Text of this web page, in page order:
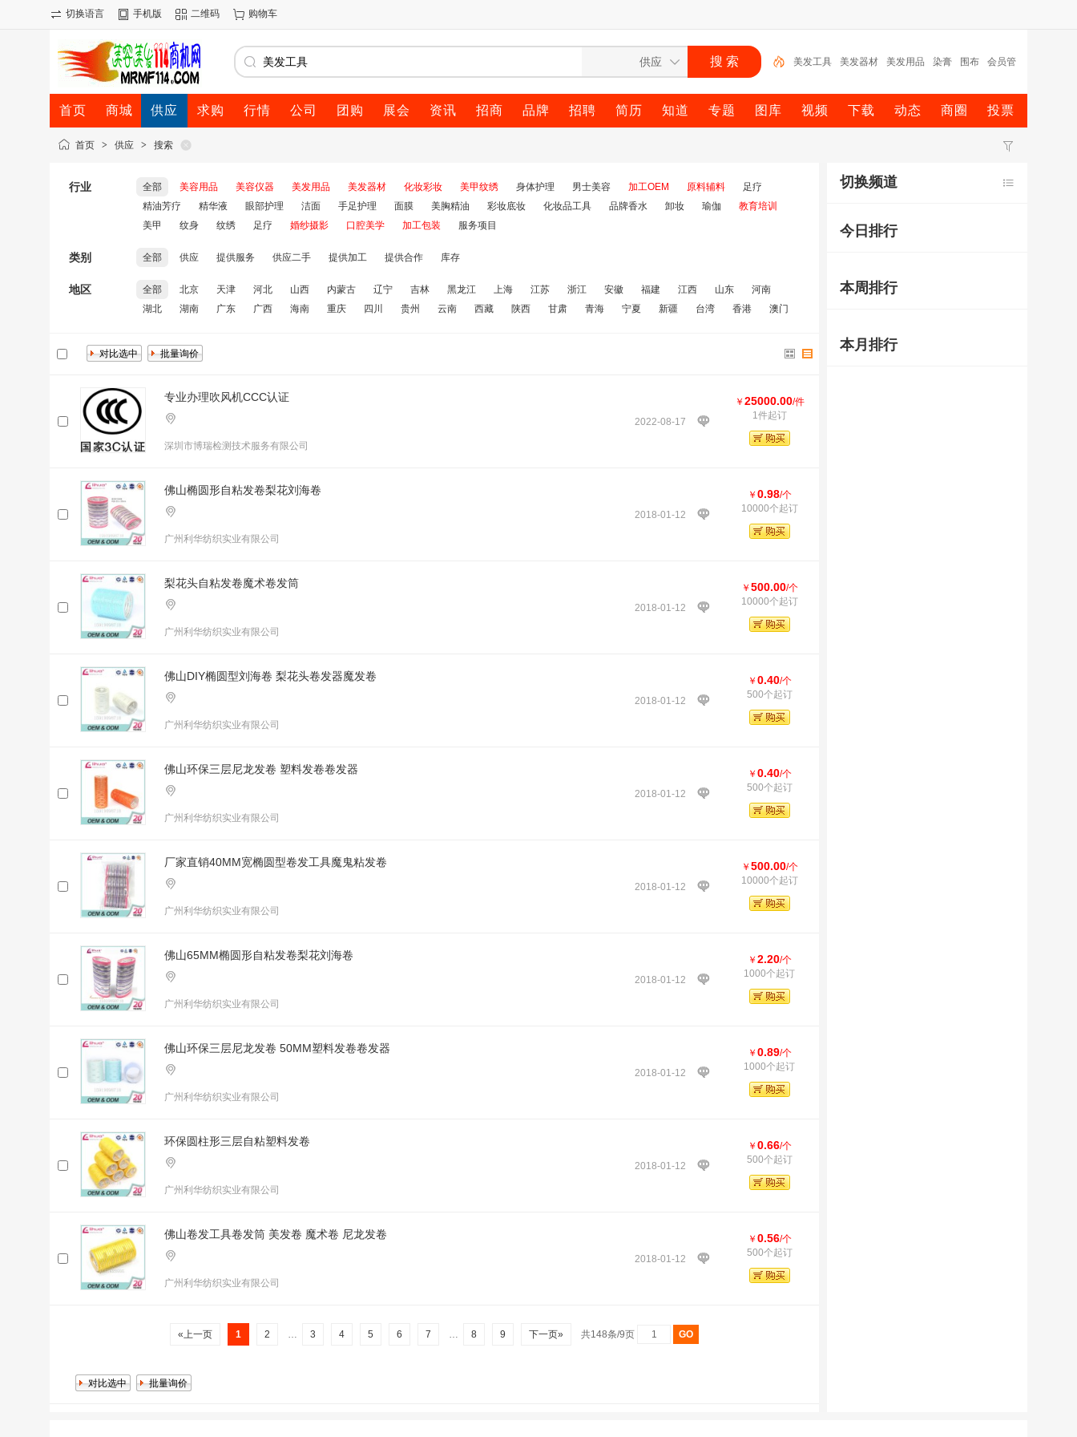
切换语言 手机版 二维码 购物车
美发工具 美发器材 美发用品 染膏 围布 会员管
理软件 美奇丝 美容用品 洗发 美容仪器
首页 商城 供应 求购 行情 公司 团购 展会 资讯 招商 品牌 招聘 简历 知道 专题 图库 视频 下载 动态 商圈 投票
首页 > 供应 > 搜索
行业 全部 美容用品 美容仪器 美发用品 美发器材 化妆彩妆 美甲纹绣 身体护理 男士美容 加工OEM 原料辅料
足疗
精油芳疗
精华液 眼部护理 洁面 手足护理 面膜 美胸精油 彩妆底妆 化妆品工具 品牌香水 卸妆 瑜伽
教育培训
美甲
纹身 纹绣 足疗 婚纱摄影 口腔美学 加工包装 服务项目
类别 全部 供应 提供服务 供应二手 提供加工 提供合作 库存
地区 全部 北京 天津 河北 山西 内蒙古 辽宁 吉林 黑龙江 上海 江苏 浙江 安徽 福建 江西 山东
河南
湖北
湖南 广东 广西 海南 重庆 四川 贵州 云南 西藏 陕西 甘肃 青海 宁夏 新疆 台湾 香港 澳门
专业办理吹风机CCC认证
2022-08-17
深圳市博瑞检测技术服务有限公司
￥ 25000.00/件
1件起订
佛山椭圆形自粘发卷梨花刘海卷
2018-01-12
广州利华纺织实业有限公司
￥ 0.98/个
10000个起订
梨花头自粘发卷魔术卷发筒
2018-01-12
广州利华纺织实业有限公司
￥ 500.00/个
10000个起订
佛山DIY椭圆型刘海卷 梨花头卷发器魔发卷
2018-01-12
广州利华纺织实业有限公司
￥ 0.40/个
500个起订
佛山环保三层尼龙发卷 塑料发卷卷发器
2018-01-12
广州利华纺织实业有限公司
￥ 0.40/个
500个起订
厂家直销40MM宽椭圆型卷发工具魔鬼粘发卷
2018-01-12
广州利华纺织实业有限公司
￥ 500.00/个
10000个起订
佛山65MM椭圆形自粘发卷梨花刘海卷
2018-01-12
广州利华纺织实业有限公司
￥ 2.20/个
1000个起订
佛山环保三层尼龙发卷 50MM塑料发卷卷发器
2018-01-12
广州利华纺织实业有限公司
￥ 0.89/个
1000个起订
环保圆柱形三层自粘塑料发卷
2018-01-12
广州利华纺织实业有限公司
￥ 0.66/个
500个起订
佛山卷发工具卷发筒 美发卷 魔术卷 尼龙发卷
2018-01-12
广州利华纺织实业有限公司
￥ 0.56/个
500个起订
«上一页 1 2 … 3 4 5 6 7 … 8 9 下一页» 共148条/9页
切换频道
今日排行
本周排行
本月排行